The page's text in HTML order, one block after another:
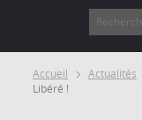
Accueil Actualités
Libéré !